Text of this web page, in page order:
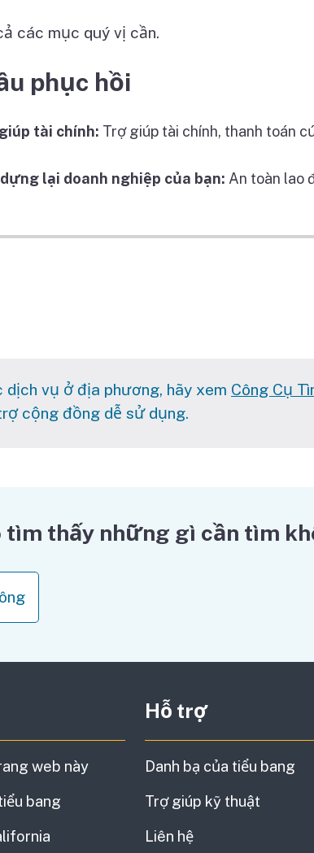
các mục quý vị cần.
phục hồi
tài chính: Trợ giúp tài chính, thanh toán
lại doanh nghiệp của bạn: An toàn lao
vụ ở địa phương, hãy xem Công Cụ
cộng đồng dễ sử dụng.
tìm thấy những gì cần tìm
web này
bang
Hỗ trợ
Danh bạ của tiểu bang
Trợ giúp kỹ thuật
Liên hệthông tin